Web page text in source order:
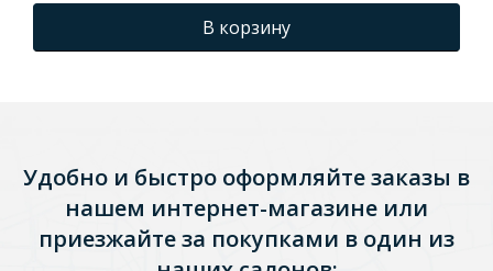
В корзину
Удобно и быстро оформляйте заказы в
нашем интернет-магазине или
приезжайте за покупками в один из